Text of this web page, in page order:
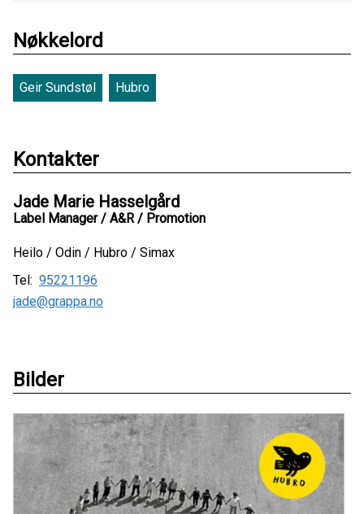
Nøkkelord
Geir Sundstøl Hubro
Kontakter
Jade Marie Hasselgård
Label Manager / A&R / Promotion
Heilo / Odin / Hubro / Simax
Tel: 95221196
jade@grappa.no
Bilder